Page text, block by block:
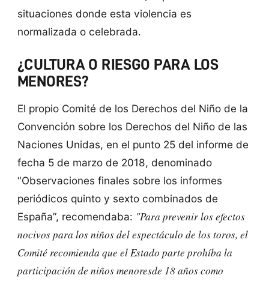
situaciones donde esta violencia es
normalizada o celebrada.
¿CULTURA O RIESGO PARA LOS
MENORES?
El propio Comité de los Derechos del Niño de la
Convención sobre los Derechos del Niño de las
Naciones Unidas, en el punto 25 del informe de
fecha 5 de marzo de 2018, denominado
“Observaciones finales sobre los informes
periódicos quinto y sexto combinados de
España”, recomendaba: "Para prevenir los efectos
nocivos para los niños del espectáculo de los toros, el
Comité recomienda que el Estado parte prohíba la
participación de niños menoresde 18 años como